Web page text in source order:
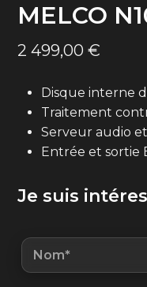
MELCO
2 499,00€
Disque interne
Traitement
Serveur audio
Entrée et sortie
Je suis